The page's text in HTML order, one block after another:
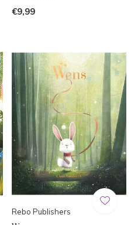
€9,99
Rebo Publishers